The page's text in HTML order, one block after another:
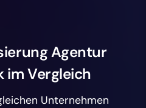
Agentur
im Vergleich
Unternehmen